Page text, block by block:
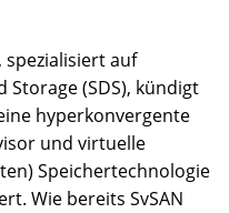
spezialisiert auf
Storage (SDS), kündigt
hyperkonvergente
und virtuelle
Speichertechnologie
Wie bereits SvSAN